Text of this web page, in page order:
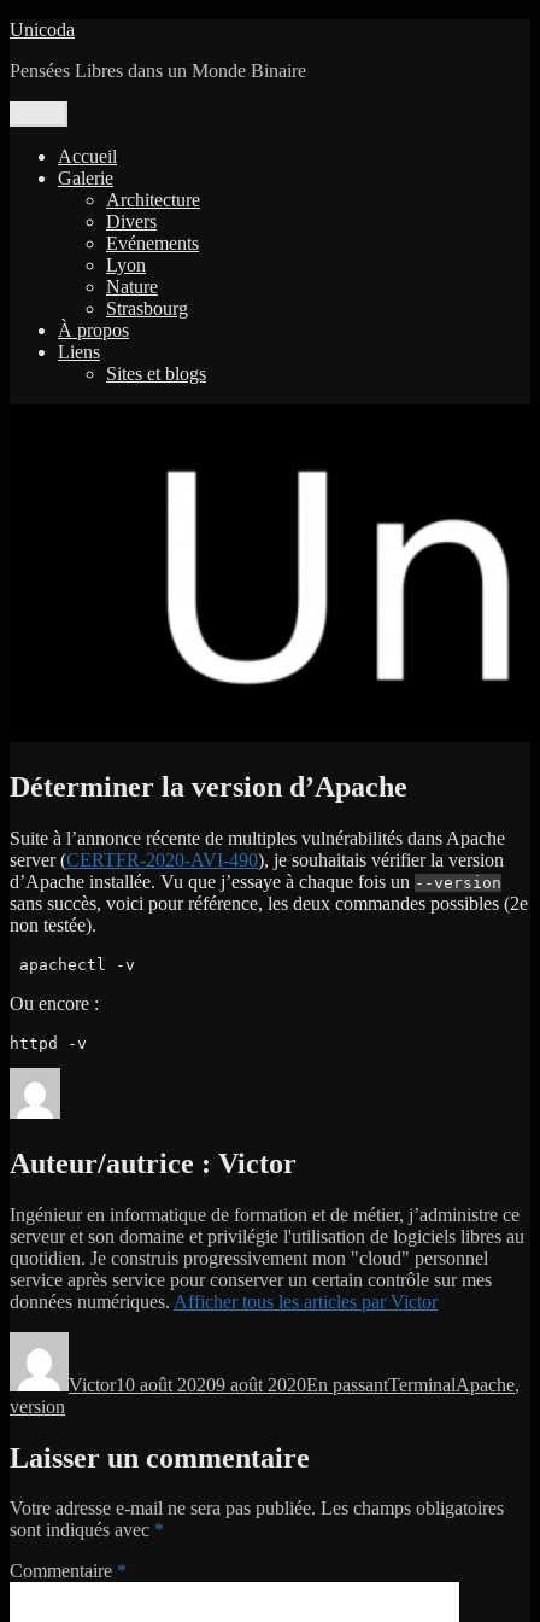
Aller
contenu
Unicoda
Pensées Libres dans un Monde Binaire
Accueil
Galerie
Architecture
Divers
Evénements
Lyon
Nature
Strasbourg
À propos
Liens
Sites et blogs
Déterminer la version d’Apache
Suite à l’annonce récente de multiples vulnérabilités dans Apache
server (CERTFR-2020-AVI-490), je souhaitais vérifier la version
d’Apache installée. Vu que j’essaye à chaque fois un --version
sans succès, voici pour référence, les deux commandes possibles (2e
non testée).
apachectl -v
Ou encore :
httpd -v
Auteur/autrice : Victor
Ingénieur en informatique de formation et de métier, j’administre ce
serveur et son domaine et privilégie l'utilisation de logiciels libres au
quotidien. Je construis progressivement mon "cloud" personnel
service après service pour conserver un certain contrôle sur mes
données numériques. Afficher tous les articles par Victor
Victor10 août 20209 août 2020En passantTerminalApache,
version
Laisser un commentaire
Votre adresse e-mail ne sera pas publiée. Les champs obligatoires
sont indiqués avec *
Commentaire *